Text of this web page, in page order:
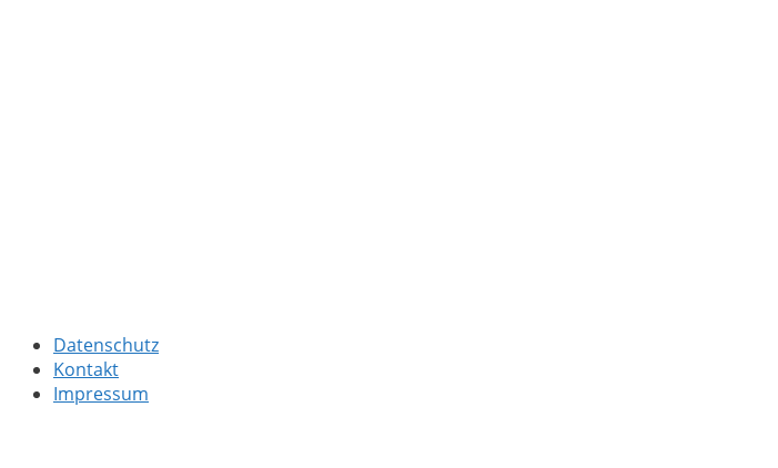
Datenschutz
Kontakt
Impressum